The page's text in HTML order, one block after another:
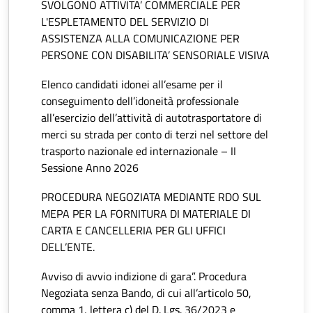
SVOLGONO ATTIVITA’ COMMERCIALE PER
L'ESPLETAMENTO DEL SERVIZIO DI
ASSISTENZA ALLA COMUNICAZIONE PER
PERSONE CON DISABILITA’ SENSORIALE VISIVA
Elenco candidati idonei all’esame per il
conseguimento dell’idoneità professionale
all’esercizio dell’attività di autotrasportatore di
merci su strada per conto di terzi nel settore del
trasporto nazionale ed internazionale – II
Sessione Anno 2026
PROCEDURA NEGOZIATA MEDIANTE RDO SUL
MEPA PER LA FORNITURA DI MATERIALE DI
CARTA E CANCELLERIA PER GLI UFFICI
DELL’ENTE.
Avviso di avvio indizione di gara”. Procedura
Negoziata senza Bando, di cui all’articolo 50,
comma 1, lettera c) del D. Lgs. 36/2023 e